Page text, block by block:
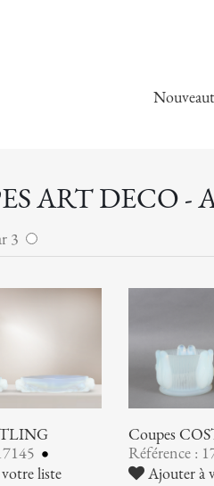
ART DECO
3
liste
Coupes
Référence :
Ajouter à